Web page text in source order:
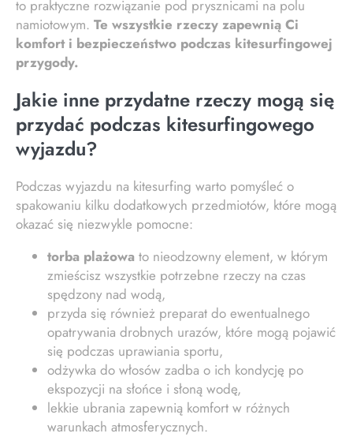
to praktyczne rozwiązanie pod prysznicami na polu
namiotowym. Te wszystkie rzeczy zapewnią Ci
komfort i bezpieczeństwo podczas kitesurfingowej
przygody.
Jakie inne przydatne rzeczy mogą się
przydać podczas kitesurfingowego
wyjazdu?
Podczas wyjazdu na kitesurfing warto pomyśleć o
spakowaniu kilku dodatkowych przedmiotów, które mogą
okazać się niezwykle pomocne:
torba plażowa to nieodzowny element, w którym
zmieścisz wszystkie potrzebne rzeczy na czas
spędzony nad wodą,
przyda się również preparat do ewentualnego
opatrywania drobnych urazów, które mogą pojawić
się podczas uprawiania sportu,
odżywka do włosów zadba o ich kondycję po
ekspozycji na słońce i słoną wodę,
lekkie ubrania zapewnią komfort w różnych
warunkach atmosferycznych.